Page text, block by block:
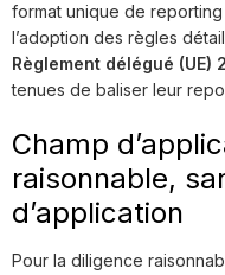
format unique de
l’adoption des règles
Règlement délégué (UE)
tenues de baliser leur
Champ
raisonnable,
d’application
Pour la diligence